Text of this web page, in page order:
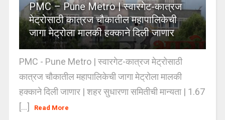
PMC – Pune Metro | स्वारगेट-कात्रज
मेट्रोसाठी कात्रज चौकातील महापालिकेची
जागा मेट्रोला मालकी हक्काने दिली जाणार
PMC - Pune Metro | स्वारगेट-कात्रज मेट्रोसाठी
कात्रज चौकातील महापालिकेची जागा मेट्रोला मालकी
हक्काने दिली जाणार | शहर सुधारणा समितीची मान्यता | 1.67
[...]
Read More